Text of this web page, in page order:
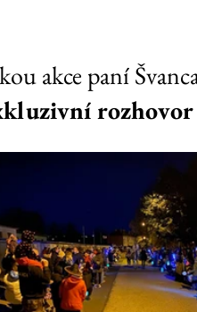
akce paní
rozhovor